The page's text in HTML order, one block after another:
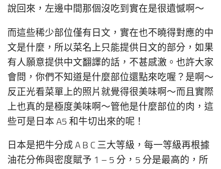
說回來，左邊中間那個沒吃到實在是很遺憾啊～
而這些稀少部位僅有日文，實在也不曉得對應的中
文是什麼，所以菜名上只能提供日文的部分，如果
有人願意提供中文翻譯的話，不甚感激。也許大家
會問，你們不知道是什麼部位還點來吃喔？是啊～
反正光看菜單上的照片就覺得很美味啊～而且實際
上也真的是極度美味啊～管他是什麼部位的肉，這
些可是日本 A5 和牛切出來的呢！
日本是把牛分成 A B C 三大等級，每一等級再根據
油花分佈與密度賦予 1 – 5 分，5 分是最高的，所